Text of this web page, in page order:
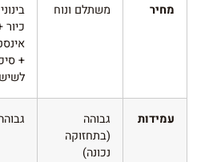
מחיר משתלם ונוח
כיור
+
עמידות
גבוהה
(בתחזוקה
נכונה)